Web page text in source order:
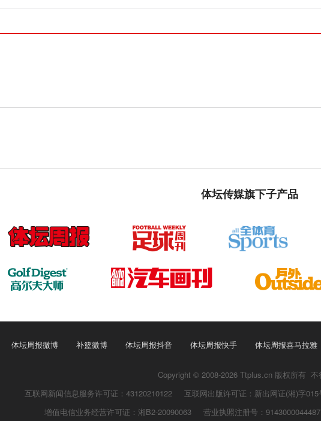
体坛传媒旗下子产品
体坛周报微博 补篮微博 体坛周报抖音 体坛周报快手 体坛周报喜马拉雅
Copyright © 2008-2026 Ttplus.cn 版权所有 不
互联网新闻信息服务许可证：43120210122
互联网出版许可证：新出网证(湘)字015
增值电信业务经营许可证：湘B2-20090063
营业执照注册号：